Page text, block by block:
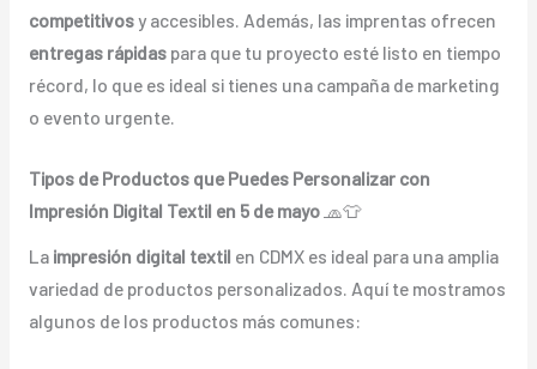
competitivosy accesibles. Además, las imprentas ofrecen
entregas rápidaspara que tu proyecto esté listo en tiempo
récord, lo que es ideal si tienes una campaña de marketing
o evento urgente.
Tipos de Productos que Puedes Personalizar con
Impresión Digital Textil en 5 de mayo🧢👕
La impresión digital textil en CDMX es ideal para una amplia
variedad de productos personalizados. Aquí te mostramos
algunos de los productos más comunes: